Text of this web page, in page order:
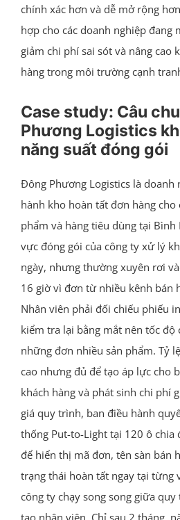
chính xác hơn và dễ mở rộng
hợp cho các doanh nghiệp đang
giảm chi phí sai sót và nâng cao
hàng trong môi trường cạnh
Case study: Câu
Phương Logistics
năng suất đóng gói
Đông Phương Logistics là doanh
hành kho hoàn tất đơn hàng
phẩm và hàng tiêu dùng tại
vực đóng gói của công ty xử lý
ngày, nhưng thường xuyên rơi
16 giờ vì đơn từ nhiều kênh bán
Nhân viên phải đối chiếu phiếu
kiểm tra lại bằng mắt nên tốc độ
những đơn nhiều sản phẩm. Tỷ
cao nhưng đủ để tạo áp lực cho
khách hàng và phát sinh chi phí
giá quy trình, ban điều hành
thống Put-to-Light tại 120 ô chia
để hiển thị mã đơn, tên sàn bán
trạng thái hoàn tất ngay tại từng
công ty chạy song song giữa
tạo nhân viên. Chỉ sau 2 tháng,